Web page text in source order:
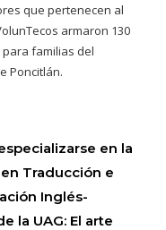
que pertenecen al
armaron 130
familias del
Poncitlán.
en la
Traducción e
Inglés-
la UAG: El arte